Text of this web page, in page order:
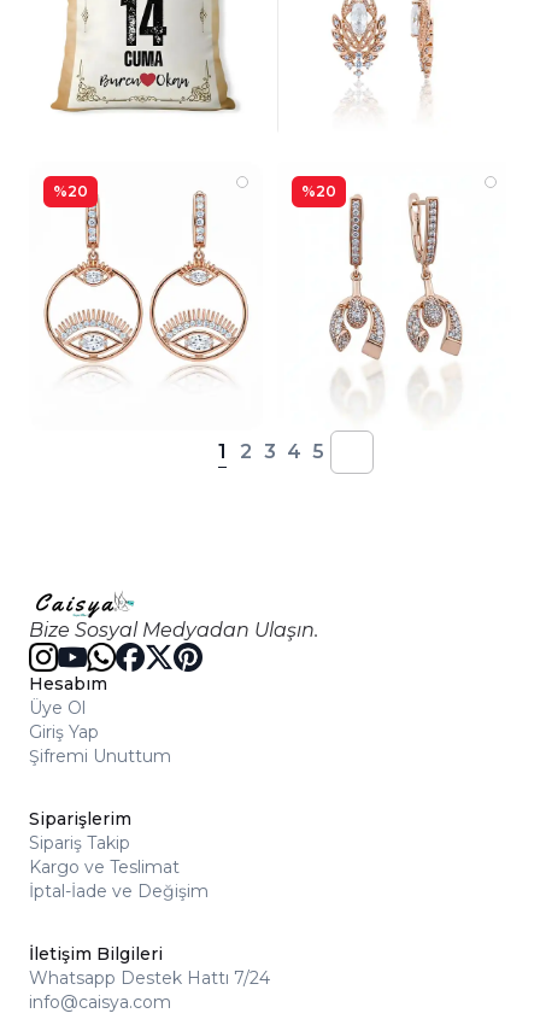
%20 %20
1 2 3 4 5
Bize Sosyal Medyadan Ulaşın.
Hesabım
Üye Ol
Giriş Yap
Şifremi Unuttum
Siparişlerim
Sipariş Takip
Kargo ve Teslimat
İptal-İade ve Değişim
İletişim Bilgileri
Whatsapp Destek Hattı 7/24
info@caisya.com